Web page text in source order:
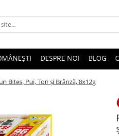
DESPRE NOI BLOG
Bites, Pui, Ton și Brânză, 8x12g